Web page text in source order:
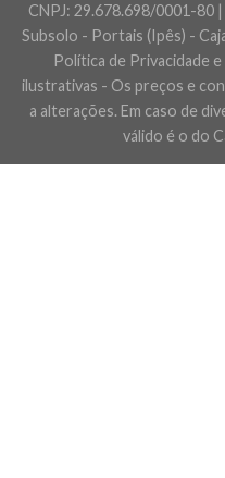
CNPJ: 29.678.698/0001-80
Subsolo - Portais (Ipês) -
Política de Privacidade
ilustrativas - Os preços e
a alterações. Em caso de
válido é o do